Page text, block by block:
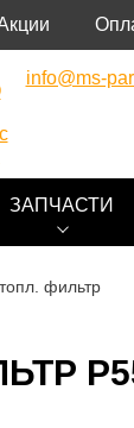
info@ms-
ЗАПЧАСТИ
фильтр